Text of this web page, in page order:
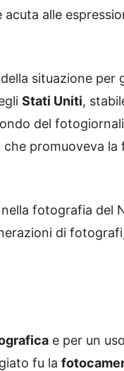
alle
situazione per
Stati Uniti,
del
promuoveva la
fotografia del
di
e per un uso
fu la